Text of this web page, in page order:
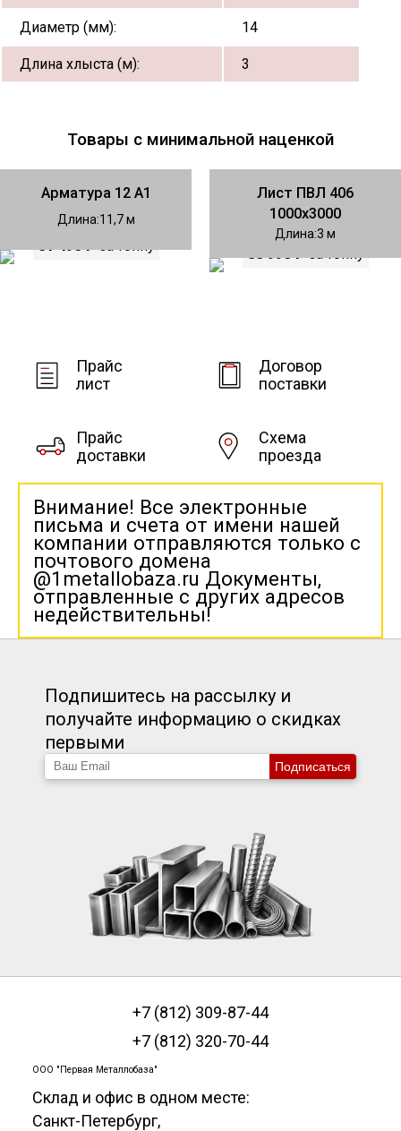
Диаметр (мм): 14
Длина хлыста (м): 3
Товары с минимальной наценкой
Арматура 12 А1
Длина 11,7
Лист ПВЛ 406
1000х3000
Длина 3
Прайс
лист
Договор
поставки
Прайс
доставки
Схема
проезда
Внимание! Все электронные
письма и счета от имени нашей
компании отправляются только с
почтового домена
@1metallobaza.ru Документы,
отправленные с других адресов
недействительны!
Подпишитесь на рассылку и
получайте информацию о скидках
первыми
Подписаться
+7 (812) 309-87-44
+7 (812) 320-70-44
ООО "Первая Металлобаза"
Склад и офис в одном месте:
Санкт-Петербург,